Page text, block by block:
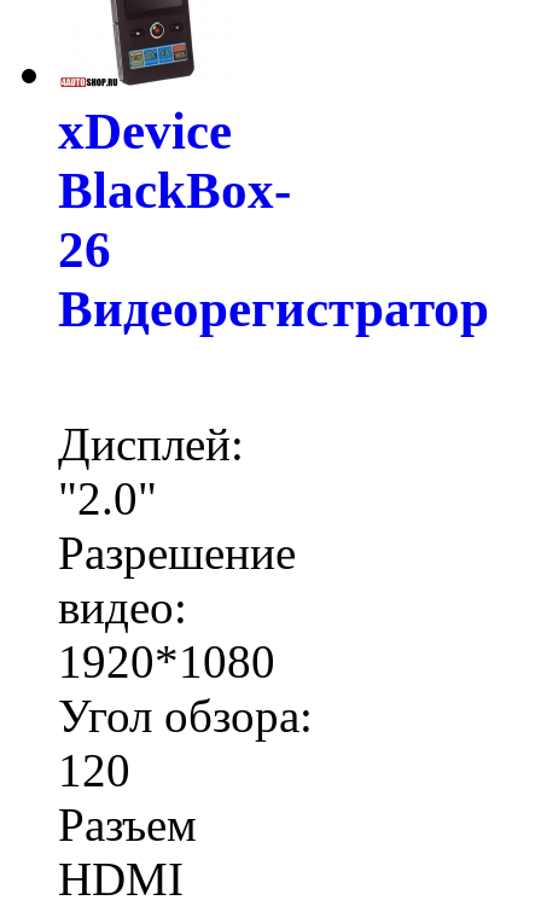
xDevice
BlackBox-
26
Видеорегистратор
Дисплей:
"2.0"
Разрешение
видео:
1920*1080
Угол обзора:
120
Разъем
HDMI